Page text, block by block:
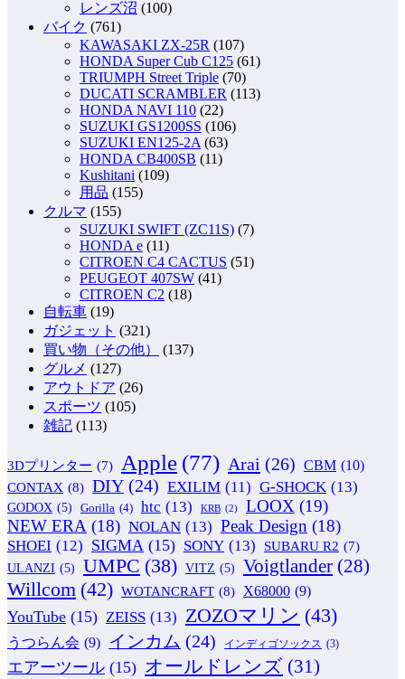
レンズ沼 (100)
バイク (761)
KAWASAKI ZX-25R (107)
HONDA Super Cub C125 (61)
TRIUMPH Street Triple (70)
DUCATI SCRAMBLER (113)
HONDA NAVI 110 (22)
SUZUKI GS1200SS (106)
SUZUKI EN125-2A (63)
HONDA CB400SB (11)
Kushitani (109)
用品 (155)
クルマ (155)
SUZUKI SWIFT (ZC11S) (7)
HONDA e (11)
CITROEN C4 CACTUS (51)
PEUGEOT 407SW (41)
CITROEN C2 (18)
自転車 (19)
ガジェット (321)
買い物（その他）
(137)
グルメ (127)
アウトドア (26)
スポーツ (105)
雑記 (113)
3Dプリンター (7) Apple (77) Arai (26) CBM (10)
CONTAX (8) DIY (24) EXILIM (11) G-SHOCK (13)
GODOX (5) Gorilla (4) htc (13) KRB (2) LOOX (19)
NEW ERA (18) NOLAN (13) Peak Design (18)
SHOEI (12) SIGMA (15) SONY (13) SUBARU R2 (7)
ULANZI (5) UMPC (38) VITZ (5) Voigtlander (28)
Willcom (42) WOTANCRAFT (8) X68000 (9)
YouTube (15) ZEISS (13) ZOZOマリン (43)
うつらん会 (9) インカム (24) インディゴソックス (3)
エアーツール (15) オールドレンズ (31)